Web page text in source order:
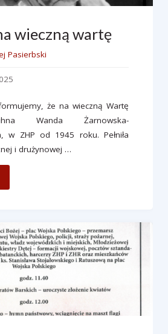
wieczną wartę
Pasierbski
że na wieczną Wartę
Wanda Żarnowska-
w ZHP od 1945 roku. Pełniła
i drużynowej …